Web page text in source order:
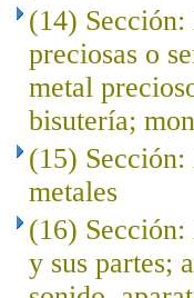
(14)
preciosas o
metal
bisutería;
(15) Sección:
metales
(16)
y sus partes;